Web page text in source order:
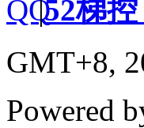
|52梯
GMT+8,
Powered